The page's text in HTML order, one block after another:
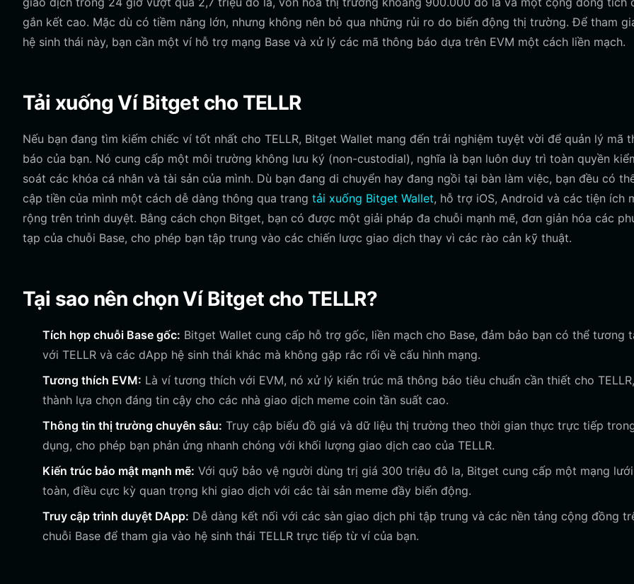
gắn kết cao. Mặc dù có tiềm năng lớn, nhưng không nên bỏ qua những rủi ro do biến động thị trường. Để tham
hệ sinh thái này, bạn cần một ví hỗ trợ mạng Base và xử lý các mã thông báo dựa trên EVM một cách liền mạch.
Tải xuống Ví Bitget cho TELLR
Nếu bạn đang tìm kiếm chiếc ví tốt nhất cho TELLR, Bitget Wallet mang đến trải nghiệm tuyệt vời để quản lý mã
báo của bạn. Nó cung cấp một môi trường không lưu ký (non-custodial), nghĩa là bạn luôn duy trì toàn quyền
soát các khóa cá nhân và tài sản của mình. Dù bạn đang di chuyển hay đang ngồi tại bàn làm việc, bạn đều có
cập tiền của mình một cách dễ dàng thông qua trang tải xuống Bitget Wallet, hỗ trợ iOS, Android và các tiện ích
rộng trên trình duyệt. Bằng cách chọn Bitget, bạn có được một giải pháp đa chuỗi mạnh mẽ, đơn giản hóa các
tạp của chuỗi Base, cho phép bạn tập trung vào các chiến lược giao dịch thay vì các rào cản kỹ thuật.
Tại sao nên chọn Ví Bitget cho TELLR?
Tích hợp chuỗi Base gốc: Bitget Wallet cung cấp hỗ trợ gốc, liền mạch cho Base, đảm bảo bạn có thể tương
với TELLR và các dApp hệ sinh thái khác mà không gặp rắc rối về cấu hình mạng.
Tương thích EVM: Là ví tương thích với EVM, nó xử lý kiến trúc mã thông báo tiêu chuẩn cần thiết cho
thành lựa chọn đáng tin cậy cho các nhà giao dịch meme coin tần suất cao.
Thông tin thị trường chuyên sâu: Truy cập biểu đồ giá và dữ liệu thị trường theo thời gian thực trực tiếp
dụng, cho phép bạn phản ứng nhanh chóng với khối lượng giao dịch cao của TELLR.
Kiến trúc bảo mật mạnh mẽ: Với quỹ bảo vệ người dùng trị giá 300 triệu đô la, Bitget cung cấp một mạng
toàn, điều cực kỳ quan trọng khi giao dịch với các tài sản meme đầy biến động.
Truy cập trình duyệt DApp: Dễ dàng kết nối với các sàn giao dịch phi tập trung và các nền tảng cộng đồng
chuỗi Base để tham gia vào hệ sinh thái TELLR trực tiếp từ ví của bạn.